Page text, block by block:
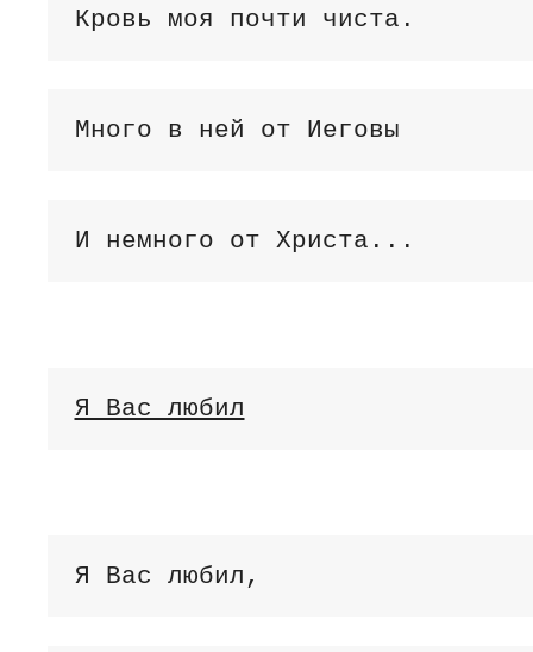
Кровь моя почти чиста.
Много в ней от Иеговы
И немного от Христа...
Я Вас любил
Я Вас любил,